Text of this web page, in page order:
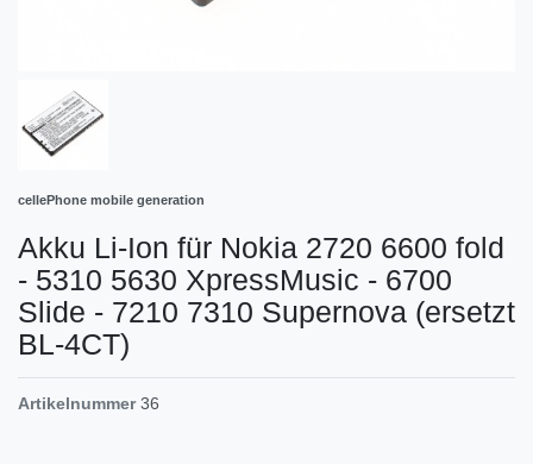
cellePhone mobile generation
Akku Li-Ion für Nokia 2720 6600 fold
- 5310 5630 XpressMusic - 6700
Slide - 7210 7310 Supernova (ersetzt
BL-4CT)
Artikelnummer 36